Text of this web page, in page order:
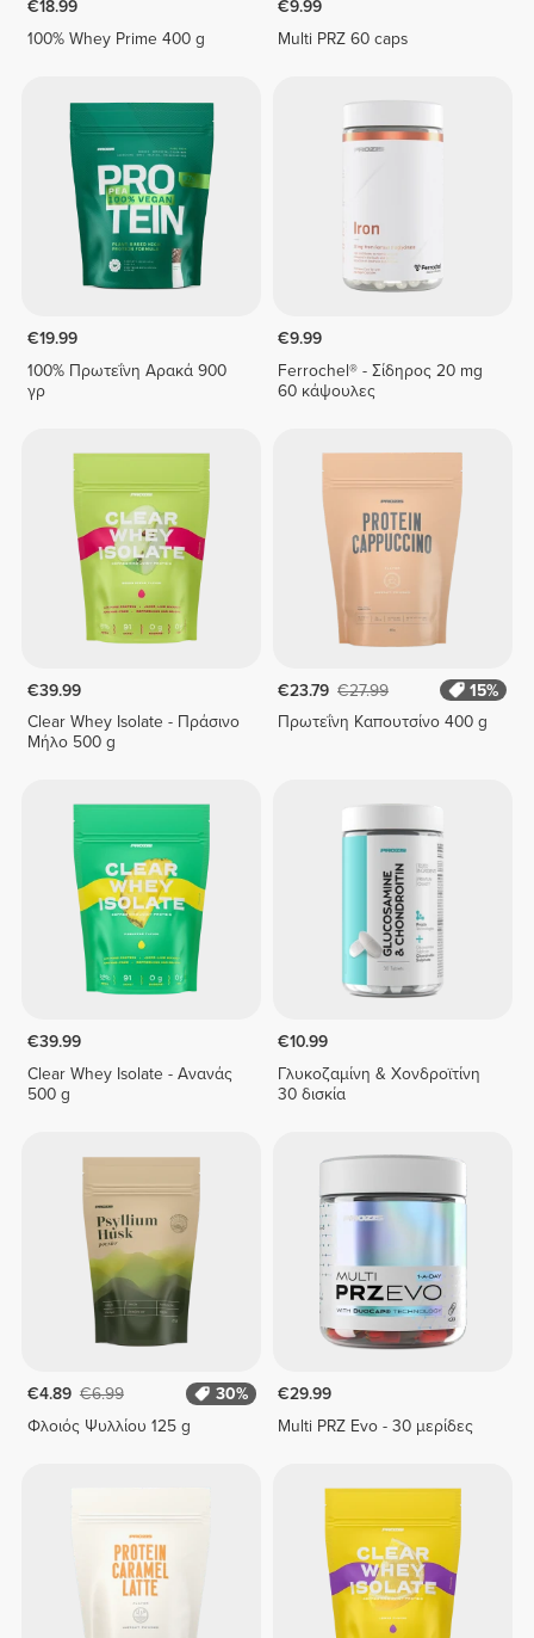
€18.99
100% Whey Prime 400 g
€9.99
Multi PRZ 60 caps
€19.99
100% Πρωτεΐνη Αρακά 900
γρ
€9.99
Ferrochel® - Σίδηρος 20 mg
60 κάψουλες
€39.99
Clear Whey Isolate - Πράσινο
Μήλο 500 g
€23.79 €27.99
15%
Πρωτεΐνη Καπουτσίνο 400 g
€39.99
Clear Whey Isolate - Ανανάς
500 g
€10.99
Γλυκοζαμίνη & Χονδροϊτίνη
30 δισκία
€4.89 €6.99
30%
Φλοιός Ψυλλίου 125 g
€29.99
Multi PRZ Evo - 30 μερίδες